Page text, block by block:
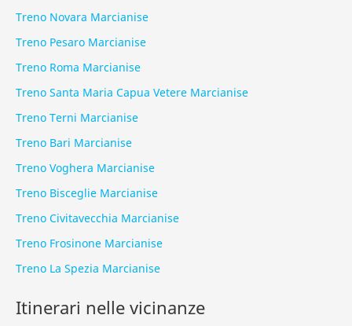
Treno Novara Marcianise
Treno Pesaro Marcianise
Treno Roma Marcianise
Treno Santa Maria Capua Vetere Marcianise
Treno Terni Marcianise
Treno Bari Marcianise
Treno Voghera Marcianise
Treno Bisceglie Marcianise
Treno Civitavecchia Marcianise
Treno Frosinone Marcianise
Treno La Spezia Marcianise
Itinerari nelle vicinanze